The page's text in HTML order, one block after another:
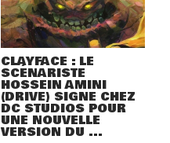
CLAYFACE : LE
SCÉNARISTE
HOSSEIN AMINI
(DRIVE) SIGNE CHEZ
DC STUDIOS POUR
UNE NOUVELLE
VERSION DU ...